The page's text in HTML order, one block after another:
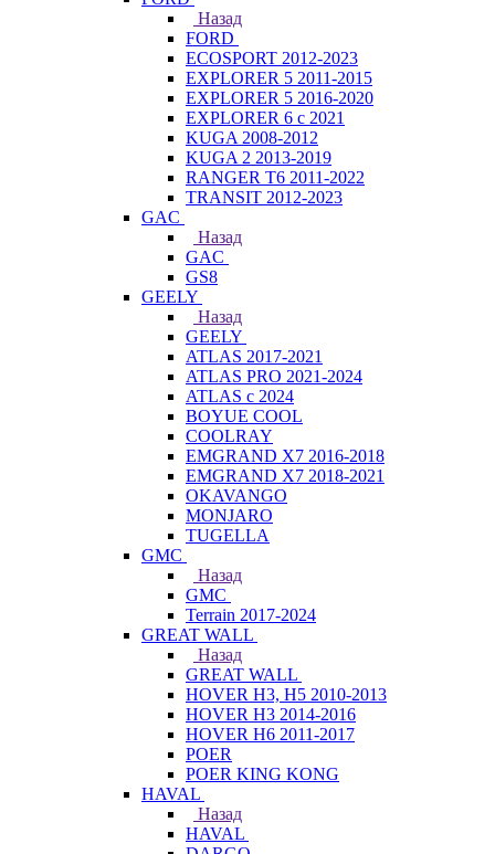
Назад
FORD
ECOSPORT 2012-2023
EXPLORER 5 2011-2015
EXPLORER 5 2016-2020
EXPLORER 6 с 2021
KUGA 2008-2012
KUGA 2 2013-2019
RANGER T6 2011-2022
TRANSIT 2012-2023
GAC
Назад
GAC
GS8
GEELY
Назад
GEELY
ATLAS 2017-2021
ATLAS PRO 2021-2024
ATLAS с 2024
BOYUE COOL
COOLRAY
EMGRAND X7 2016-2018
EMGRAND X7 2018-2021
OKAVANGO
MONJARO
TUGELLA
GMC
Назад
GMC
Terrain 2017-2024
GREAT WALL
Назад
GREAT WALL
HOVER H3, H5 2010-2013
HOVER H3 2014-2016
HOVER H6 2011-2017
POER
POER KING KONG
HAVAL
Назад
HAVAL